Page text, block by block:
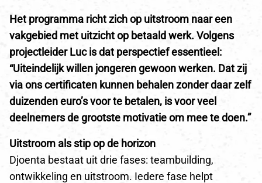
Het programma richt zich op uitstroom naar een
vakgebied met uitzicht op betaald werk. Volgens
projectleider Luc is dat perspectief essentieel:
“Uiteindelijk willen jongeren gewoon werken. Dat zij
via ons certificaten kunnen behalen zonder daar zelf
duizenden euro’s voor te betalen, is voor veel
deelnemers de grootste motivatie om mee te doen.”
Uitstroom als stip op de horizon
Djoenta bestaat uit drie fases: teambuilding,
ontwikkeling en uitstroom. Iedere fase helpt